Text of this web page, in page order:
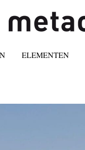
ELEMENTEN